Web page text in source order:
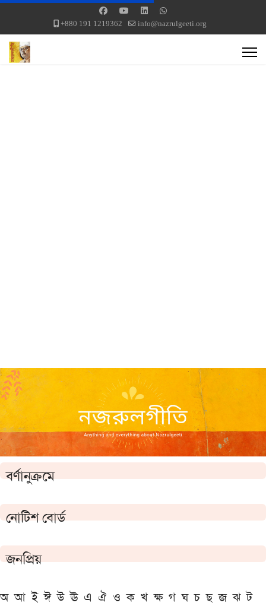
+880 191 1219362 info@nazrulgeeti.org
বর্ণানুক্রমে
নোটিশ বোর্ড
জনপ্রিয়
অ আ ই ঈ উ ঊ এ ঐ ও ক খ ক্ষ গ ঘ চ ছ জ ঝ ট